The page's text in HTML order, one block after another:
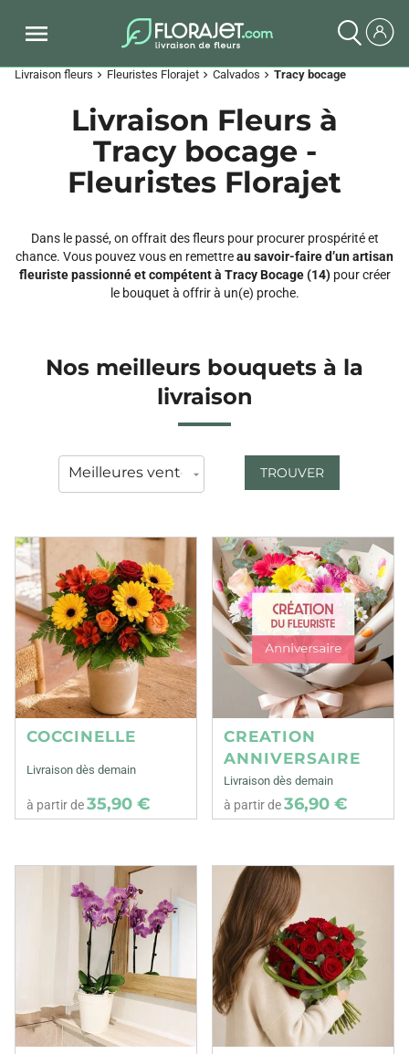
Livraison fleurs chevron_right Fleuristes Florajet chevron_right Calvados chevron_right Tracy bocage
Livraison Fleurs à
Tracy bocage -
Fleuristes Florajet
Dans le passé, on offrait des fleurs pour procurer prospérité et
chance. Vous pouvez vous en remettreau savoir-faire d’un artisan
fleuriste passionné et compétent à Tracy Bocage (14)pour créer
le bouquet à offrir à un(e) proche.
Nos meilleurs bouquets à la
livraison
TROUVER
COCCINELLE
Livraison dès demain
à partir de35,90 €
CREATION
ANNIVERSAIRE
Livraison dès demain
à partir de36,90 €